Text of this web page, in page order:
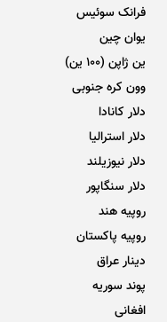
فرانک سوئیس
یوان چین
ین ژاپن (100 ین)
وون کره جنوبی
دلار کانادا
دلار استرالیا
دلار نیوزیلند
دلار سنگاپور
روپیه هند
روپیه پاکستان
دینار عراق
پوند سوریه
افغانی